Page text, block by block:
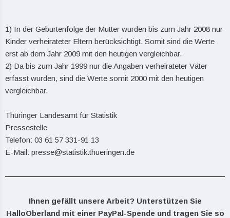
1) In der Geburtenfolge der Mutter wurden bis zum Jahr 2008 nur
Kinder verheirateter Eltern berücksichtigt. Somit sind die Werte
erst ab dem Jahr 2009 mit den heutigen vergleichbar.
2) Da bis zum Jahr 1999 nur die Angaben verheirateter Väter
erfasst wurden, sind die Werte somit 2000 mit den heutigen
vergleichbar.
Thüringer Landesamt für Statistik
Pressestelle
Telefon: 03 61 57 331-91 13
E-Mail: presse@statistik.thueringen.de
Ihnen gefällt unsere Arbeit? Unterstützen Sie
HalloOberland mit einer PayPal-Spende und tragen Sie so